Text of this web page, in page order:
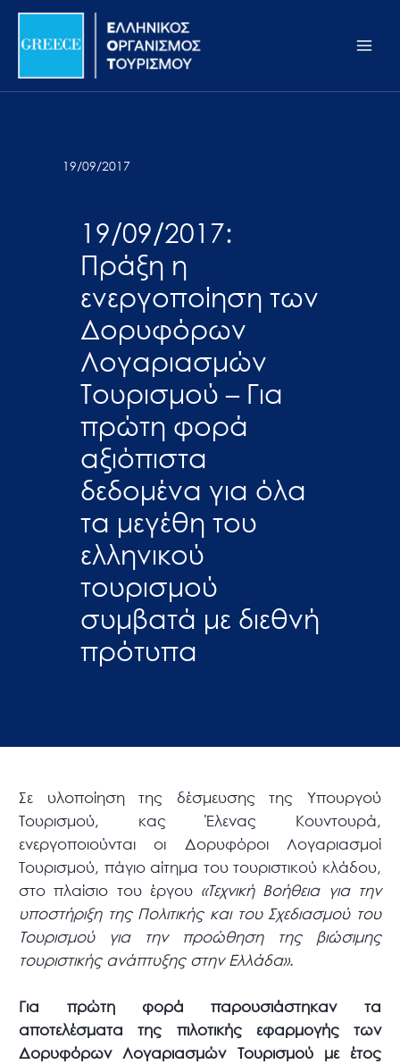
Σημείωση:
ιστότοπος
προσβασιμότητας.
Μετάβαση
περιεχόμενο
19/09/2017
19/09/2017:
Πράξη η
ενεργοποίηση των
Δορυφόρων
Λογαριασμών
Τουρισμού – Για
πρώτη φορά
αξιόπιστα
δεδομένα για όλα
τα μεγέθη του
ελληνικού
τουρισμού
συμβατά με διεθνή
πρότυπα
Σε υλοποίηση της δέσμευσης της Υπουργού
Τουρισμού, κας Έλενας Κουντουρά,
ενεργοποιούνται οι Δορυφόροι Λογαριασμοί
Τουρισμού, πάγιο αίτημα του τουριστικού κλάδου,
στο πλαίσιο του έργου «Τεχνική Βοήθεια για την
υποστήριξη της Πολιτικής και του Σχεδιασμού του
Τουρισμού για την προώθηση της βιώσιμης
τουριστικής ανάπτυξης στην Ελλάδα».
Για πρώτη φορά παρουσιάστηκαν τα
αποτελέσματα της πιλοτικής εφαρμογής των
Δορυφόρων Λογαριασμών Τουρισμού με έτος